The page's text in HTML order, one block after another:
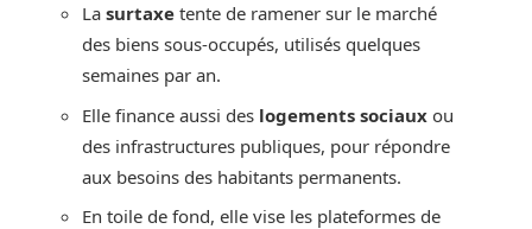
La surtaxe tente de ramener sur le marché
des biens sous-occupés, utilisés quelques
semaines par an.
Elle finance aussi des logements sociaux ou
des infrastructures publiques, pour répondre
aux besoins des habitants permanents.
En toile de fond, elle vise les plateformes de